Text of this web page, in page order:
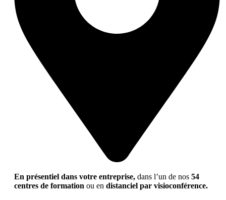
En présentiel dans votre entreprise, dans l’un de nos 54
centres de formation ou en distanciel par visioconférence.